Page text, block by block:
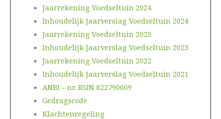
Jaarrekening Voedseltuin 2024
Inhoudelijk Jaarverslag Voedseltuin 2024
Jaarrekening Voedseltuin 2023
Inhoudelijk Jaarverslag Voedseltuin 2023
Jaarrekening Voedseltuin 2022
Inhoudelijk Jaarverslag Voedseltuin 2021
ANBI – nr. RSIN 822790609
Gedragscode
Klachtenregeling